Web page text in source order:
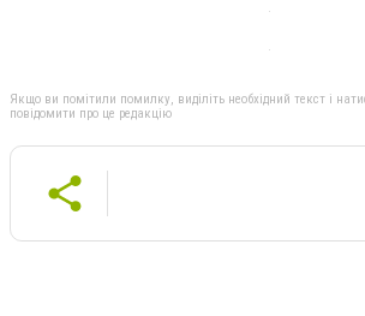
Якщо ви помітили помилку, виділіть необхідний текст і
повідомити про це редакцію